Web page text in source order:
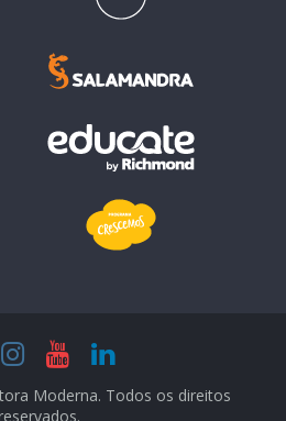
Moderna. Todos os direitos